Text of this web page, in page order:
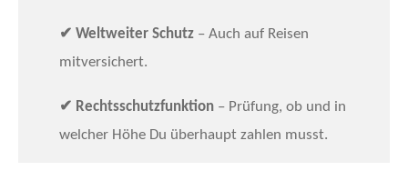
✔ Weltweiter Schutz – Auch auf Reisen
mitversichert.
✔ Rechtsschutzfunktion – Prüfung, ob und in
welcher Höhe Du überhaupt zahlen musst.